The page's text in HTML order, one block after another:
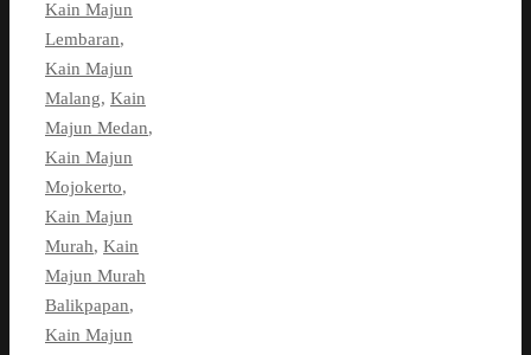
Kain Majun
Lembaran,
Kain Majun
Malang, Kain
Majun Medan,
Kain Majun
Mojokerto,
Kain Majun
Murah, Kain
Majun Murah
Balikpapan,
Kain Majun